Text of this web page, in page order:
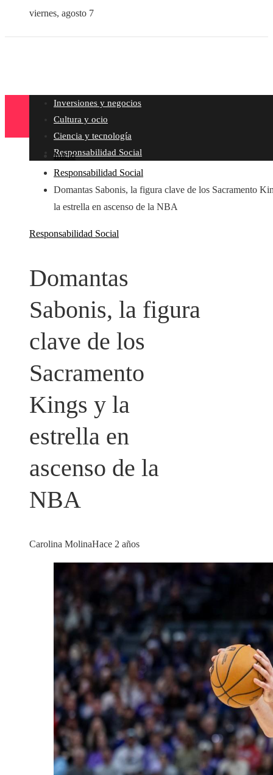
viernes, agosto 7
Inversiones y negocios
Cultura y ocio
Ciencia y tecnología
Responsabilidad Social
Inicio
Responsabilidad Social
Domantas Sabonis, la figura clave de los Sacramento
la estrella en ascenso de la NBA
Responsabilidad Social
Domantas
Sabonis, la figura
clave de los
Sacramento
Kings y la
estrella en
ascenso de la
NBA
Carolina MolinaHace 2 años